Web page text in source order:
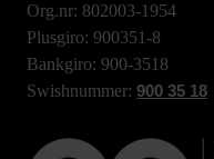
Org.nr: 802003-1954
Plusgiro: 900351-8
Bankgiro: 900-3518
Swishnummer: 900 35 18